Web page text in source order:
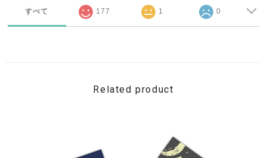
すべて 177 1 0
Related product